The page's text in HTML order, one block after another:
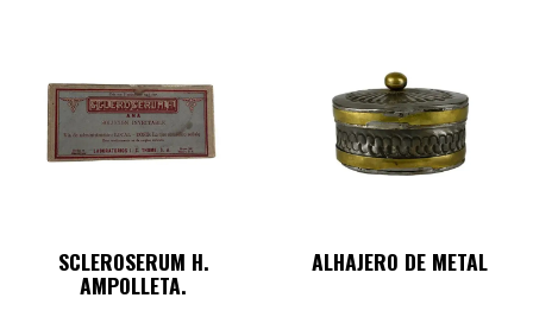
SCLEROSERUM H.
AMPOLLETA.
ALHAJERO DE METAL